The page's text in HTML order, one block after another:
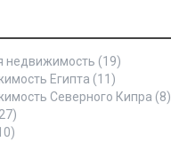
недвижимость (19)
Египта (11)
Северного Кипра (8)